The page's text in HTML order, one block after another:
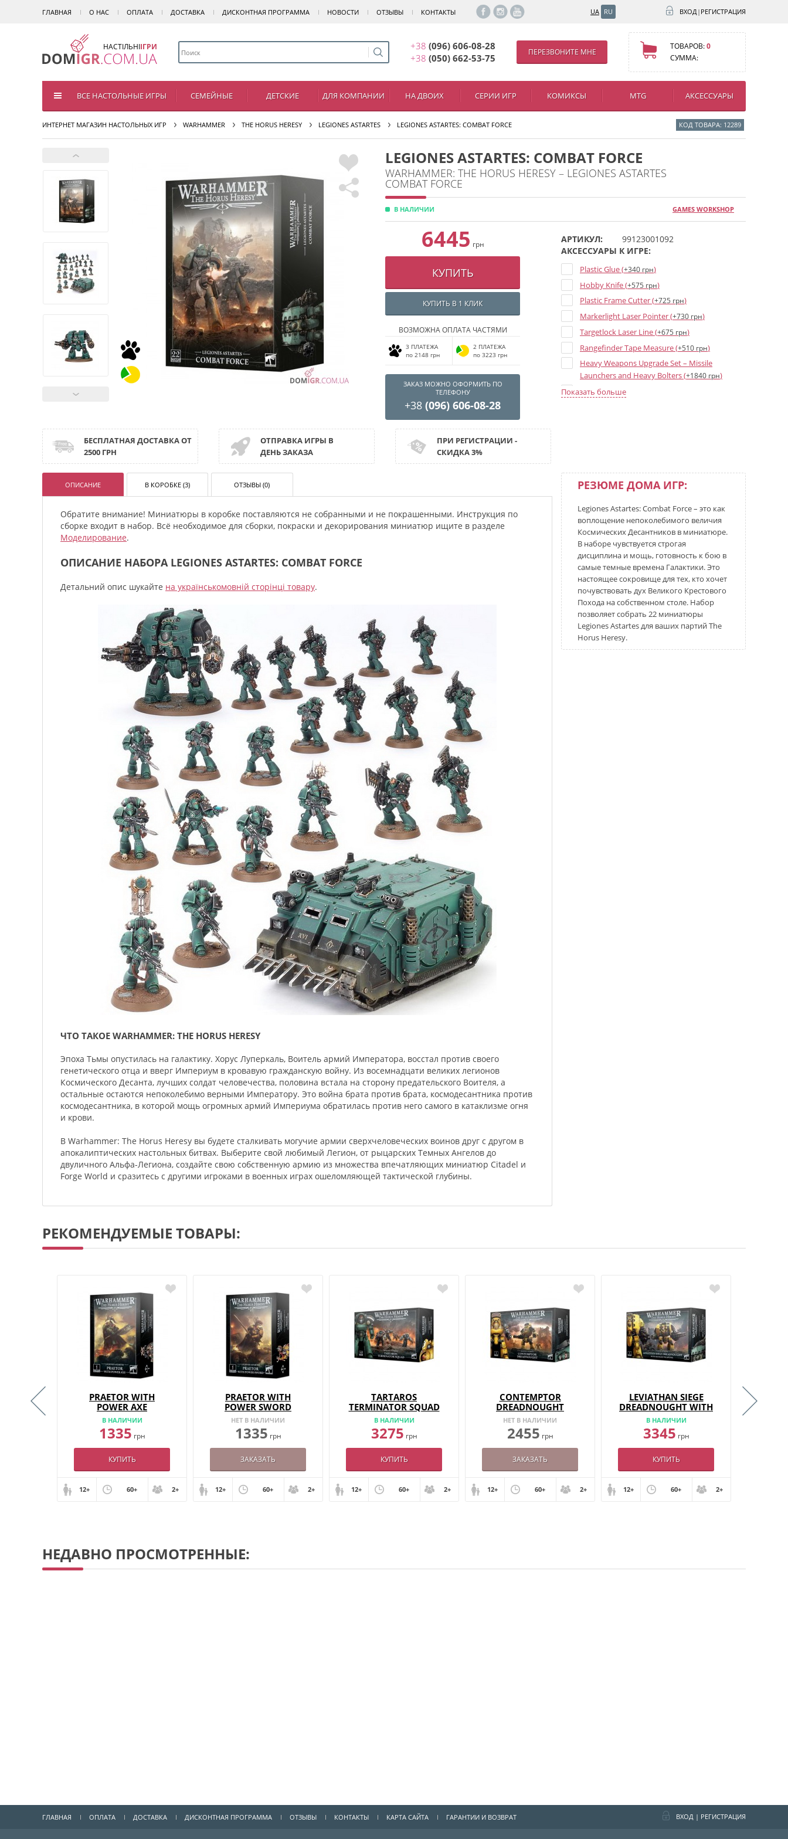
ГЛАВНАЯ О НАС ОПЛАТА ДОСТАВКА ДИСКОНТНАЯ ПРОГРАММА НОВОСТИ ОТЗЫВЫ КОНТАКТЫ UA RU ВХОД| РЕГИСТРАЦИЯ
НАСТІЛЬНІІГРИ +38 (096) 606-08-28
+38 (050) 662-53-75
ПЕРЕЗВОНИТЕ МНЕ
ТОВАРОВ:0
СУММА:
ВСЕ НАСТОЛЬНЫЕ ИГРЫ СЕМЕЙНЫЕ ДЕТСКИЕ ДЛЯ КОМПАНИИ НА ДВОИХ СЕРИИ ИГР КОМИКСЫ MTG АКСЕССУАРЫ
ИНТЕРНЕТ МАГАЗИН НАСТОЛЬНЫХ ИГР WARHAMMER THE HORUS HERESY LEGIONES ASTARTES LEGIONES ASTARTES: COMBAT FORCE КОД ТОВАРА: 12289
LEGIONES ASTARTES: COMBAT FORCE
WARHAMMER: THE HORUS HERESY – LEGIONES ASTARTES
COMBAT FORCE
В НАЛИЧИИ GAMES WORKSHOP
6445 грн
КУПИТЬ
КУПИТЬ В 1 КЛИК
ВОЗМОЖНА ОПЛАТА ЧАСТЯМИ
3 ПЛАТЕЖА
по 2148 грн
2 ПЛАТЕЖА
по 3223 грн
ЗАКАЗ МОЖНО ОФОРМИТЬ ПО
ТЕЛЕФОНУ
+38 (096) 606-08-28
АРТИКУЛ:
99123001092
АКСЕССУАРЫ К ИГРЕ:
Plastic Glue (+340 грн)
Hobby Knife (+575 грн)
Plastic Frame Cutter (+725 грн)
Markerlight Laser Pointer (+730 грн)
Targetlock Laser Line (+675 грн)
Rangefinder Tape Measure (+510 грн)
Heavy Weapons Upgrade Set – Missile
Launchers and Heavy Bolters (+1840 грн)
Melee Weapons Upgrade Set (
HH Liber Astartes - Loyalist Legiones Astartes
Army Book (3rd ed) ( +2525 грн)
Army Book (3rd ed) (+2525 грн)
Special Weapons Upgrade Set (+1840 грн)
Breacher Squad Upgrade Set (+1840 грн
Legiones Astartes Combi-weapons & Shotgun
Upgrades (+1840 грн)
Показать больше
БЕСПЛАТНАЯ ДОСТАВКА ОТ
2500 ГРН
ОТПРАВКА ИГРЫ В
ДЕНЬ ЗАКАЗА
ПРИ РЕГИСТРАЦИИ -
СКИДКА 3%
РЕЗЮМЕ ДОМА ИГР:
Legiones Astartes: Combat Force – это как
воплощение непоколебимого величия
Космических Десантников в миниатюре.
В наборе чувствуется строгая
дисциплина и мощь, готовность к бою в
самые темные времена Галактики. Это
настоящее сокровище для тех, кто хочет
почувствовать дух Великого Крестового
Похода на собственном столе. Набор
позволяет собрать 22 миниатюры
Legiones Astartes для ваших партий The
Horus Heresy.
ОПИСАНИЕ В КОРОБКЕ (3) ОТЗЫВЫ (0)
Обратите внимание! Миниатюры в коробке поставляются не собранными и не покрашенными. Инструкция по
сборке входит в набор. Всё необходимое для сборки, покраски и декорирования миниатюр ищите в разделе
Моделирование.
ОПИСАНИЕ НАБОРА LEGIONES ASTARTES: COMBAT FORCE
Детальний опис шукайте на українськомовній сторінці товару.
ЧТО ТАКОЕ WARHAMMER: THE HORUS HERESY
Эпоха Тьмы опустилась на галактику. Хорус Луперкаль, Воитель армий Императора, восстал против своего
генетического отца и вверг Империум в кровавую гражданскую войну. Из восемнадцати великих легионов
Космического Десанта, лучших солдат человечества, половина встала на сторону предательского Воителя, а
остальные остаются непоколебимо верными Императору. Это война брата против брата, космодесантника против
космодесантника, в которой мощь огромных армий Империума обратилась против него самого в катаклизме огня
и крови.
В Warhammer: The Horus Heresy вы будете сталкивать могучие армии сверхчеловеческих воинов друг с другом в
апокалиптических настольных битвах. Выберите свой любимый Легион, от рыцарских Темных Ангелов до
двуличного Альфа-Легиона, создайте свою собственную армию из множества впечатляющих миниатюр Citadel и
Forge World и сразитесь с другими игроками в военных играх ошеломляющей тактической глубины.
РЕКОМЕНДУЕМЫЕ ТОВАРЫ:
SQUAD
PRAETOR WITH
POWER AXE
В НАЛИЧИИ
1335 грн
КУПИТЬ
12+ 60+ 2+
PRAETOR WITH
POWER SWORD
НЕТ В НАЛИЧИИ
1335 грн
ЗАКАЗАТЬ
12+ 60+ 2+
TARTAROS
TERMINATOR SQUAD
В НАЛИЧИИ
3275 грн
КУПИТЬ
12+ 60+ 2+
CONTEMPTOR
DREADNOUGHT
НЕТ В НАЛИЧИИ
2455 грн
ЗАКАЗАТЬ
12+ 60+ 2+
LEVIATHAN SIEGE
DREADNOUGHT WITH
RANGED WEAPONS
В НАЛИЧИИ
3345 грн
КУПИТЬ
12+ 60+ 2+
НЕДАВНО ПРОСМОТРЕННЫЕ:
ГЛАВНАЯ ОПЛАТА ДОСТАВКА ДИСКОНТНАЯ ПРОГРАММА ОТЗЫВЫ КОНТАКТЫ КАРТА САЙТА ГАРАНТИИ И ВОЗВРАТ ВХОД | РЕГИСТРАЦИЯ